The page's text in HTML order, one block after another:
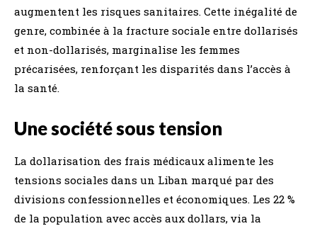
augmentent les risques sanitaires. Cette inégalité de
genre, combinée à la fracture sociale entre dollarisés
et non-dollarisés, marginalise les femmes
précarisées, renforçant les disparités dans l’accès à
la santé.
Une société sous tension
La dollarisation des frais médicaux alimente les
tensions sociales dans un Liban marqué par des
divisions confessionnelles et économiques. Les 22 %
de la population avec accès aux dollars, via la